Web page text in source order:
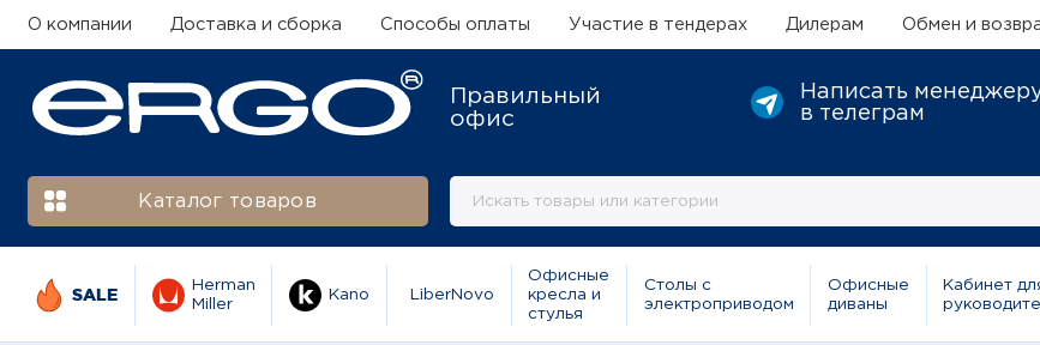
О компании Доставка и сборка Способы оплаты Участие в тендерах Дилерам Обмен и
Правильный
офис
Написать
в телеграм
Каталог товаров
SALE
Herman
Miller
Kano LiberNovo
Офисные
кресла и
стулья
Столы с
электроприводом
Офисные
диваны
Кабинет